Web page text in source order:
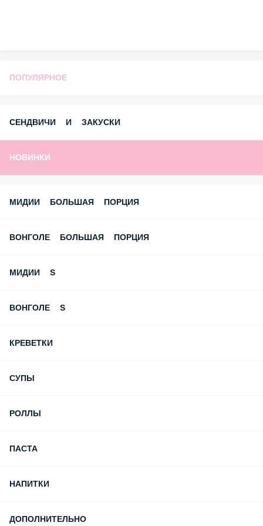
ПОПУЛЯРНОЕ
СЕНДВИЧИ И ЗАКУСКИ
НОВИНКИ
МИДИИ БОЛЬШАЯ ПОРЦИЯ
ВОНГОЛЕ БОЛЬШАЯ ПОРЦИЯ
МИДИИ S
ВОНГОЛЕ S
КРЕВЕТКИ
СУПЫ
РОЛЛЫ
ПАСТА
НАПИТКИ
ДОПОЛНИТЕЛЬНО